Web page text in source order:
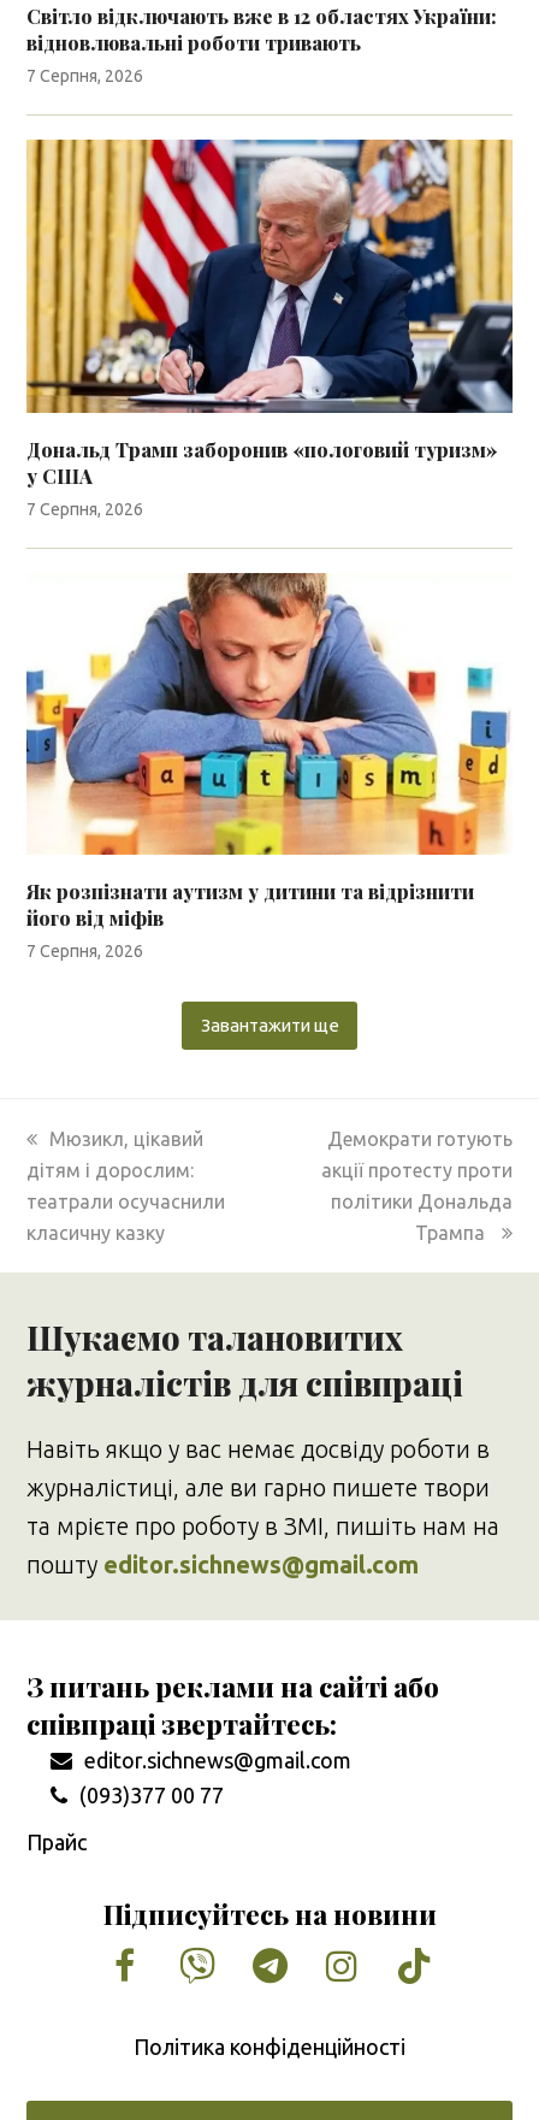
Світло відключають вже в 12 областях України:
відновлювальні роботи тривають
7 Серпня, 2026
Дональд Трамп заборонив «пологовий туризм»
у США
7 Серпня, 2026
Як розпізнати аутизм у дитини та відрізнити
його від міфів
7 Серпня, 2026
Завантажити ще
previous
post:
Мюзикл, цікавий
дітям і дорослим:
театрали осучаснили
класичну казку
next
post:
Демократи готують
акції протесту проти
політики Дональда
Трампа
Шукаємо талановитих
журналістів для співпраці
Навіть якщо у вас немає досвіду роботи в
журналістиці, але ви гарно пишете твори
та мрієте про роботу в ЗМІ, пишіть нам на
пошту editor.sichnews@gmail.com
З питань реклами на сайті або
співпраці звертайтесь:
editor.sichnews@gmail.com
(093)377 00 77
Прайс
Підписуйтесь на новини
Facebook
VimeoTumblrInstagram
Tiktok
Політика конфіденційності